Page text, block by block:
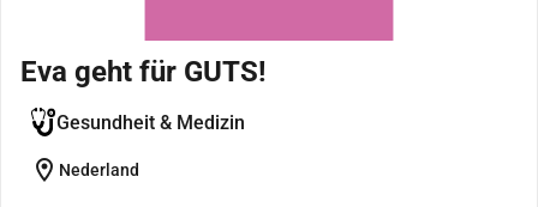
Eva geht für GUTS!
Gesundheit & Medizin
location_on Nederland